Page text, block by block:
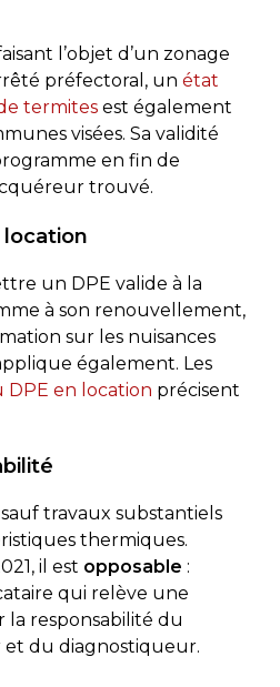
l’objet d’un zonage
préfectoral, un état
termitesest également
visées. Sa validité
en fin de
trouvé.
location
un DPE valide à la
à son renouvellement,
sur les nuisances
également. Les
DPE en location précisent
travaux substantiels
thermiques.
il est opposable :
qui relève une
responsabilité du
du diagnostiqueur.